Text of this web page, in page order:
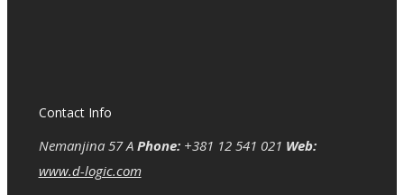
Contact Info
Nemanjina 57 A Phone:+381 12 541 021 Web:
www.d-logic.com